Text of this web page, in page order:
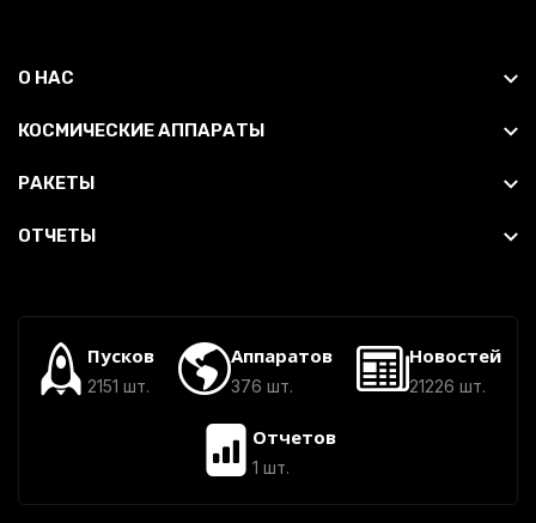
О НАС
КОСМИЧЕСКИЕ АППАРАТЫ
РАКЕТЫ
ОТЧЕТЫ
Пусков
2151 шт.
Аппаратов
376 шт.
Новостей
21226 шт.
Отчетов
1 шт.